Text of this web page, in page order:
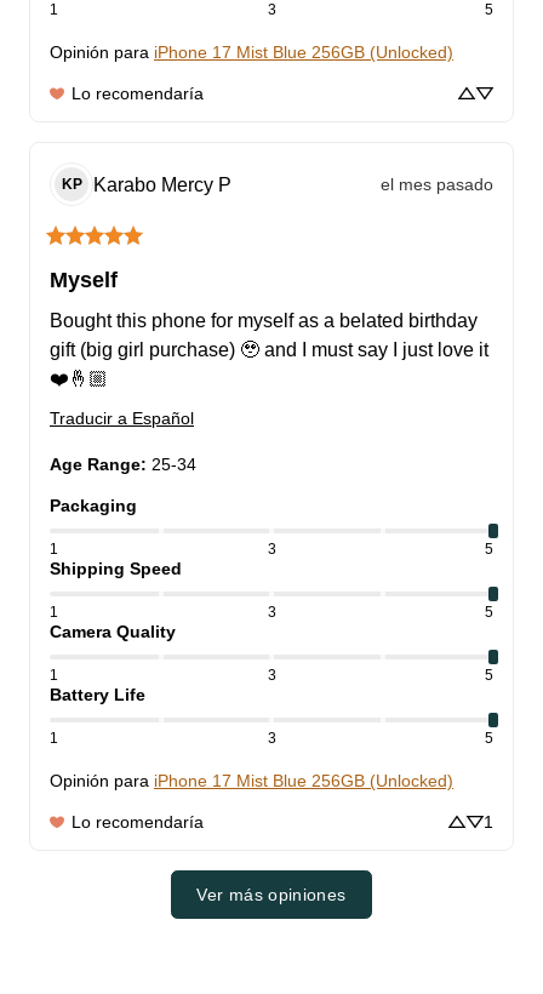
1 3 5
Opinión para iPhone 17 Mist Blue 256GB (Unlocked)
Lo recomendaría
KP Karabo Mercy P el mes pasado
Myself
Bought this phone for myself as a belated birthday
gift (big girl purchase) 🥹 and I must say I just love it
❤️🤞🏼
Traducir a Español
Age Range: 25-34
Packaging
1 3 5
Shipping Speed
1 3 5
Camera Quality
1 3 5
Battery Life
1 3 5
Opinión para iPhone 17 Mist Blue 256GB (Unlocked)
Lo recomendaría 1
Ver más opiniones